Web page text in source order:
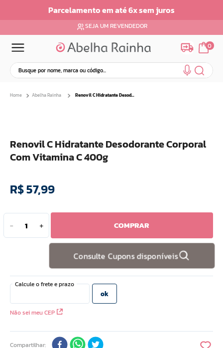
Parcelamento em ate 6x sem Juros
SEJA UM REVENDEDOR
0
Busque por nome, marca ou código...
Abelha Rainha Renovil C Hidratante Desodorante Corporal Com Vitamina C 400g
Renovil C Hidratante Desodorante Corporal
Com Vitamina C 400g
R$57,99
＋
－ COMPRAR
Consulte Cupons disponíveis
Não sei meu CEP
Compartilhar
4º
bom medico
5º
renovil
7º
creme
10º doce infancia